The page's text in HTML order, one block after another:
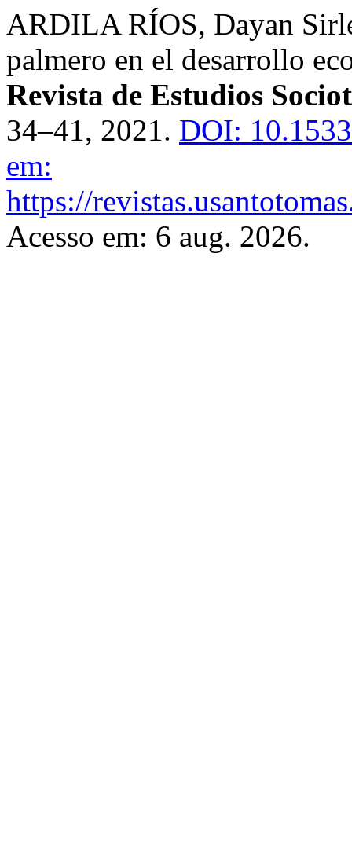
ARDILA RÍOS, Dayan
palmero en el desarrollo
Revista de Estudios
34–41, 2021. DOI:
em:
https://
Acesso em: 6 aug. 2026.